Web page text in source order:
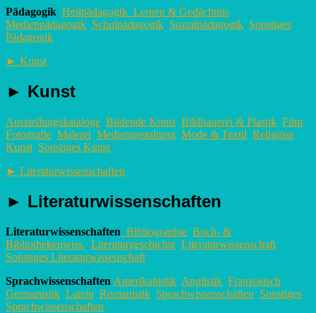
Pädagogik Heilpädagogik Lernen & Gedächtnis
Medienpädagogik Schulpädagogik Sozialpädagogik Sonstiges
Pädagogik
► Kunst
► Kunst
Ausstellungskataloge Bildende Kunst Bildhauerei & Plastik Film
Fotografie Malerei Mediengestaltung Mode & Textil Religiöse
Kunst Sonstiges Kunst
► Literaturwissenschaften
► Literaturwissenschaften
Literaturwissenschaften Bibliographie Buch- &
Bibliothekenwiss. Literaturgeschichte Literaturwissenschaft
Sonstiges Literaturwissenschaft
Sprachwissenschaften Amerikanistik Anglistik Französisch
Germanistik Latein Romanistik Sprachwissenschaften Sonstiges
Sprachwissenschaften